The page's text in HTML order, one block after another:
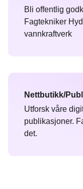
Bli offentlig
Fagtekniker
vannkraftverk
Nettbutikk/
Utforsk våre
publikasjoner.
det.